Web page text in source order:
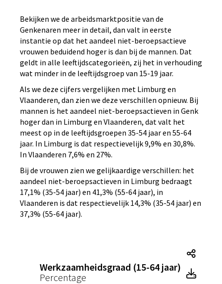
Bekijken we de arbeidsmarktpositie van de
Genkenaren meer in detail, dan valt in eerste
instantie op dat het aandeel niet-beroepsactieve
vrouwen beduidend hoger is dan bij de mannen. Dat
geldt in alle leeftijdscategorieën, zij het in verhouding
wat minder in de leeftijdsgroep van 15-19 jaar.
Als we deze cijfers vergelijken met Limburg en
Vlaanderen, dan zien we deze verschillen opnieuw. Bij
mannen is het aandeel niet-beroepsactieven in Genk
hoger dan in Limburg en Vlaanderen, dat valt het
meest op in de leeftijdsgroepen 35-54 jaar en 55-64
jaar. In Limburg is dat respectievelijk 9,9% en 30,8%.
In Vlaanderen 7,6% en 27%.
Bij de vrouwen zien we gelijkaardige verschillen: het
aandeel niet-beroepsactieven in Limburg bedraagt
17,1% (35-54 jaar) en 41,3% (55-64 jaar), in
Vlaanderen is dat respectievelijk 14,3% (35-54 jaar) en
37,3% (55-64 jaar).
Werkzaamheidsgraad (15-64 jaar)
Percentage